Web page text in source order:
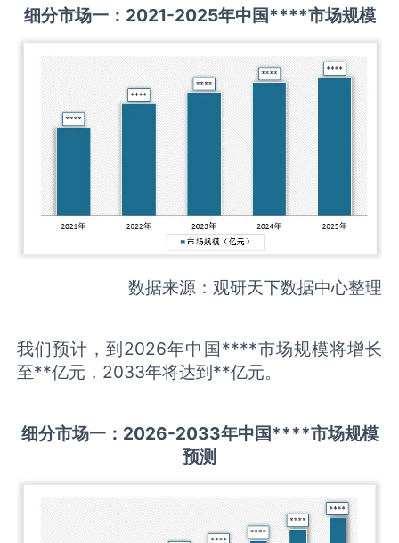
细分市场一： 2021-2025年中国****市场规模
数据来源：观研天下数据中心整理
我们预计，到2026年中国****市场规模将增长
至**亿元，2033年将达到**亿元。
细分市场一： 2026-2033年中国****市场规模
预测